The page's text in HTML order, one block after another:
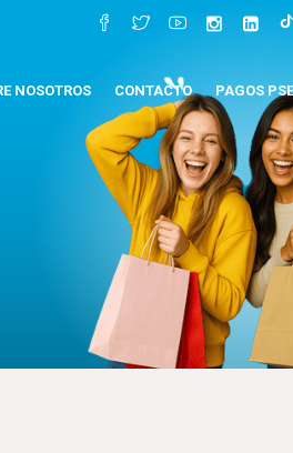
NOSOTROS CONTACTO PAGOS PSE